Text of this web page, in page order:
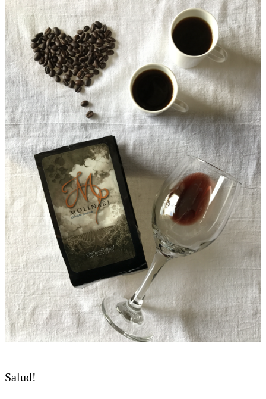
Salud!